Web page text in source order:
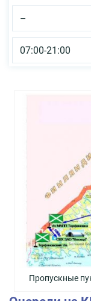
–
07:00-21:00
Пропускные